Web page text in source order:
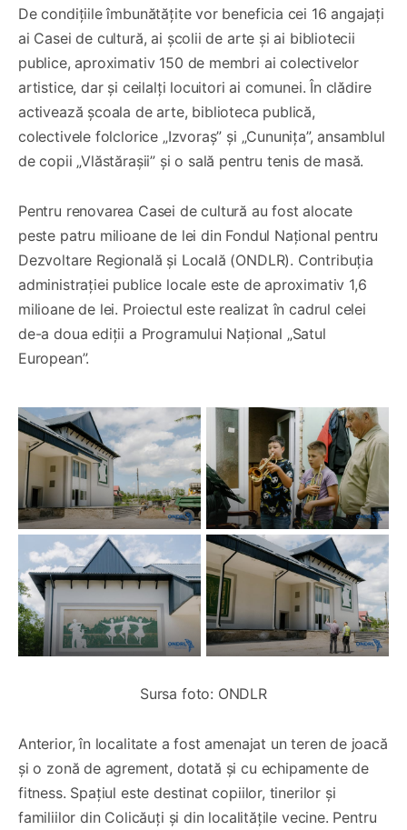
De condițiile îmbunătățite vor beneficia cei 16 angajați
ai Casei de cultură, ai școlii de arte și ai bibliotecii
publice, aproximativ 150 de membri ai colectivelor
artistice, dar și ceilalți locuitori ai comunei. În clădire
activează școala de arte, biblioteca publică,
colectivele folclorice „Izvoraș” și „Cununița”, ansamblul
de copii „Vlăstărașii” și o sală pentru tenis de masă.
Pentru renovarea Casei de cultură au fost alocate
peste patru milioane de lei din Fondul Național pentru
Dezvoltare Regională și Locală (ONDLR). Contribuția
administrației publice locale este de aproximativ 1,6
milioane de lei. Proiectul este realizat în cadrul celei
de-a doua ediții a Programului Național „Satul
European”.
Sursa foto: ONDLR
Anterior, în localitate a fost amenajat un teren de joacă
și o zonă de agrement, dotată și cu echipamente de
fitness. Spațiul este destinat copiilor, tinerilor și
familiilor din Colicăuți și din localitățile vecine. Pentru